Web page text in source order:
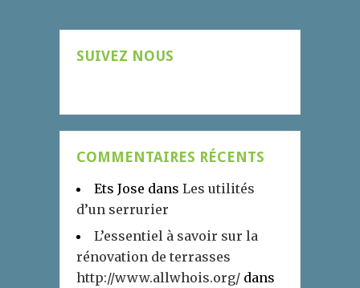
SUIVEZ NOUS
COMMENTAIRES RÉCENTS
Ets Jose dans Les utilités
d’un serrurier
L’essentiel à savoir sur la
rénovation de terrasses
http://www.allwhois.org/ dans